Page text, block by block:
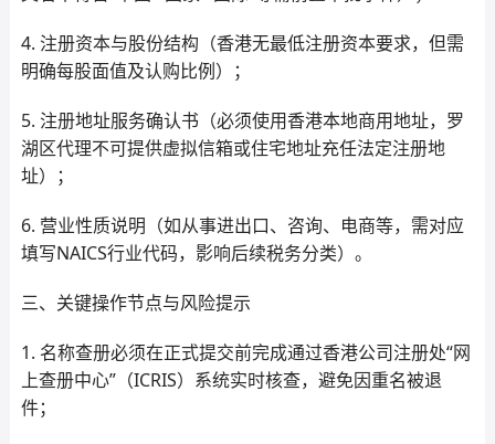
4. 注册资本与股份结构（香港无最低注册资本要求，但需
明确每股面值及认购比例）；
5. 注册地址服务确认书（必须使用香港本地商用地址，罗
湖区代理不可提供虚拟信箱或住宅地址充任法定注册地
址）；
6. 营业性质说明（如从事进出口、咨询、电商等，需对应
填写NAICS行业代码，影响后续税务分类）。
三、关键操作节点与风险提示
1. 名称查册必须在正式提交前完成通过香港公司注册处“网
上查册中心”（ICRIS）系统实时核查，避免因重名被退
件；